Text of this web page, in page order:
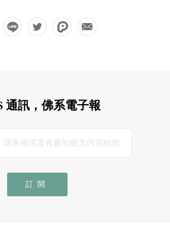
通訊，佛系電子報
訂閱